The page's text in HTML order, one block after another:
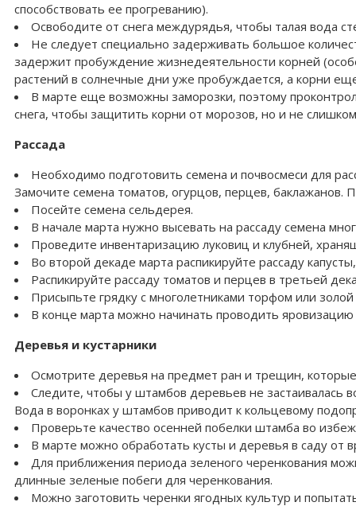
способствовать ее прогреванию).
Освободите от снега междурядья, чтобы талая вода
Не следует специально задерживать большое
задержит пробуждение жизнедеятельности корней
растений в солнечные дни уже пробуждается, а корни
В марте еще возможны заморозки, поэтому
снега, чтобы защитить корни от морозов, но и не
Рассада
Необходимо подготовить семена и почвосмеси для
Замочите семена томатов, огурцов, перцев, баклажанов.
Посейте семена сельдерея.
В начале марта нужно высевать на рассаду семена
Проведите инвентаризацию луковиц и клубней,
Во второй декаде марта распикируйте рассаду
Распикируйте рассаду томатов и перцев в третьей
Присыпьте грядку с многолетниками торфом или
В конце марта можно начинать проводить
Деревья и кустарники
Осмотрите деревья на предмет ран и трещин,
Следите, чтобы у штамбов деревьев не застаивалась
Вода в воронках у штамбов приводит к кольцевому
Проверьте качество осенней побелки штамба во
В марте можно обработать кусты и деревья в саду от
Для приближения периода зеленого черенкования
длинные зеленые побеги для черенкования.
Можно заготовить черенки ягодных культур и